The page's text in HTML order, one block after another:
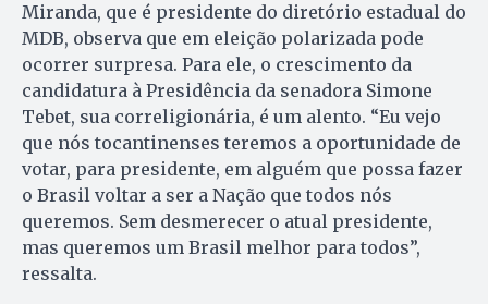
Miranda, que é presidente do diretório estadual do
MDB, observa que em eleição polarizada pode
ocorrer surpresa. Para ele, o crescimento da
candidatura à Presidência da senadora Simone
Tebet, sua correligionária, é um alento. “Eu vejo
que nós tocantinenses teremos a oportunidade de
votar, para presidente, em alguém que possa fazer
o Brasil voltar a ser a Nação que todos nós
queremos. Sem desmerecer o atual presidente,
mas queremos um Brasil melhor para todos”,
ressalta.